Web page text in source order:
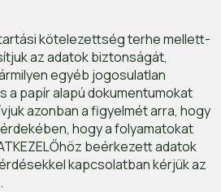
kötelezettség terhe mellett-
az adatok biztonságát,
egyéb jogosulatlan
papír alapú dokumentumokat
azonban a figyelmét arra, hogy
hogy a folyamatokat
beérkezett adatok
kapcsolatban kérjük az